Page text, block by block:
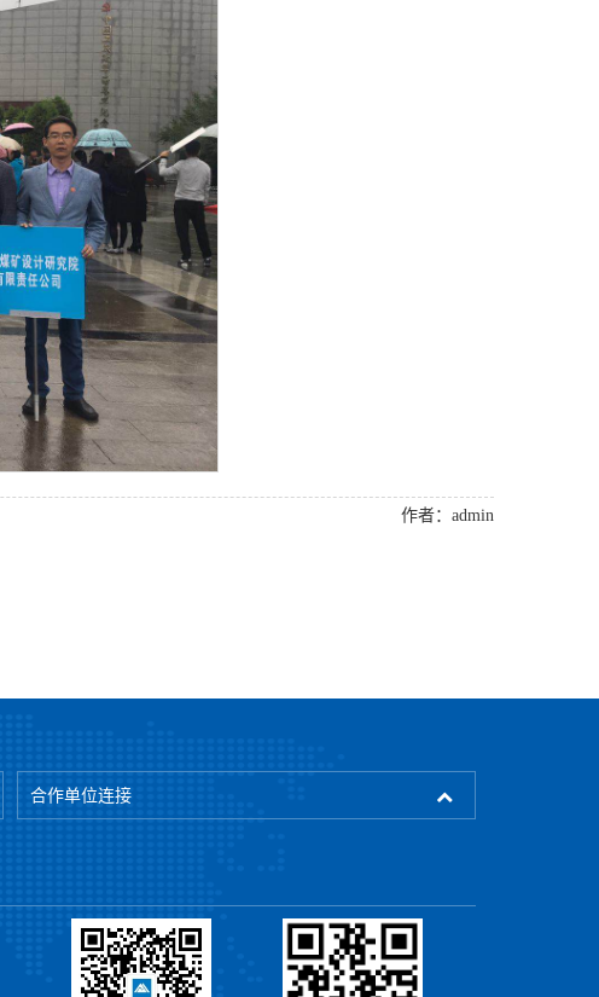
作者：admin
合作单位连接